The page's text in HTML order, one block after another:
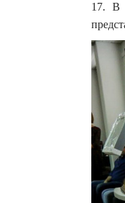
17. В